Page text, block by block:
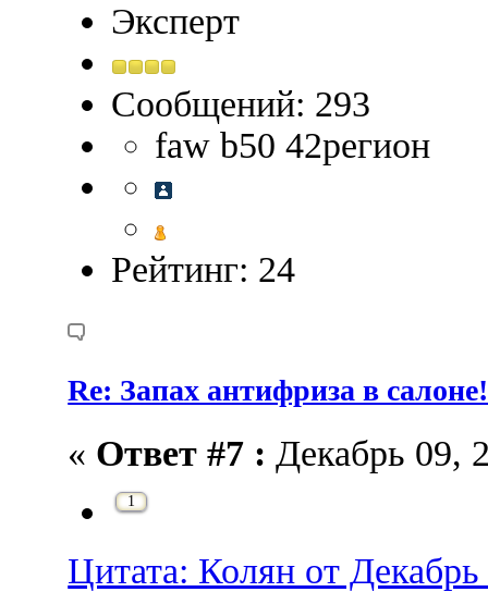
Эксперт
Сообщений: 293
faw b50 42регион
Рейтинг: 24
Re: Запах антифриза в салоне!
« Ответ #7 : Декабрь 09,
1
Цитата: Колян от